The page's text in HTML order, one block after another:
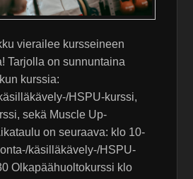
vierailee kursseineen
Tarjolla on sunnuntaina
kurssia:
HSPU-kurssi,
sekä Muscle Up-
on seuraava: klo 10-
käsilläkävely-/HSPU-
Olkapäähuoltokurssi klo